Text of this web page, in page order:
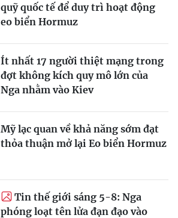
quỹ quốc tế để duy trì hoạt động
eo biển Hormuz
Ít nhất 17 người thiệt mạng trong
đợt không kích quy mô lớn của
Nga nhằm vào Kiev
Mỹ lạc quan về khả năng sớm đạt
thỏa thuận mở lại Eo biển Hormuz
Tin thế giới sáng 5-8: Nga
phóng loạt tên lửa đạn đạo vào